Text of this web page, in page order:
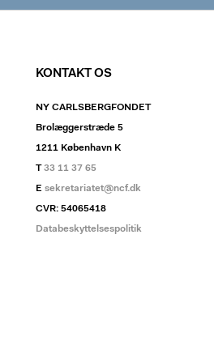
KONTAKT OS
NY CARLSBERGFONDET
Brolæggerstræde 5
1211 København K
T33 11 37 65
E sekretariatet@ncf.dk
CVR: 54065418
Databeskyttelsespolitik